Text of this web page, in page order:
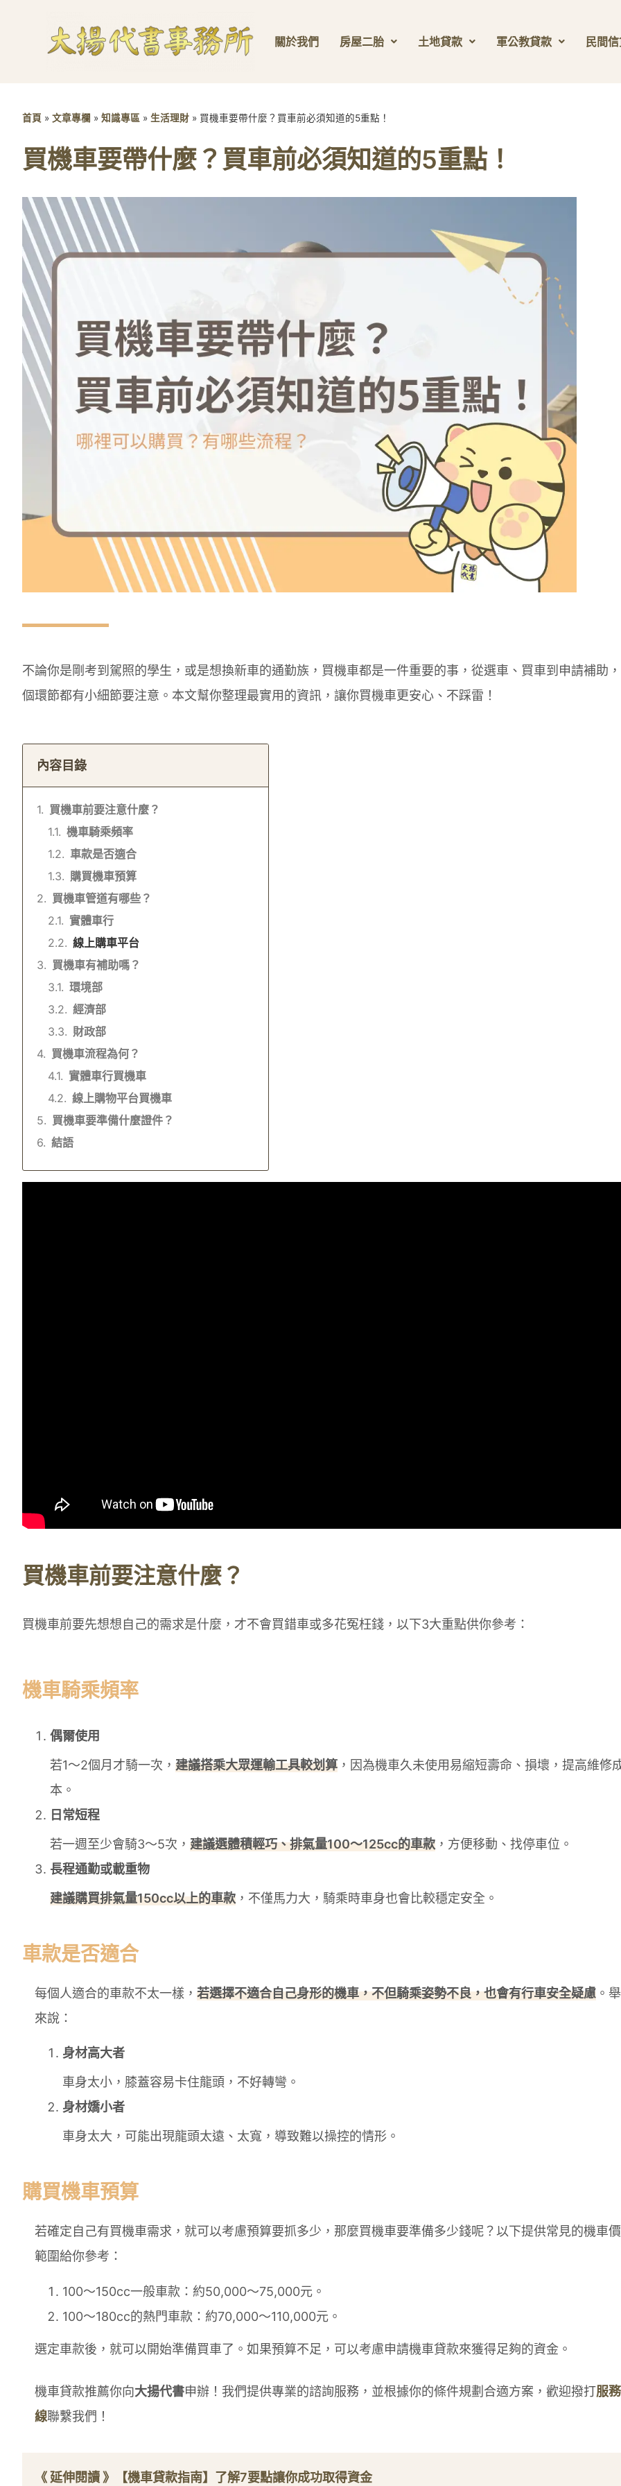
關於我們 房屋二胎 土地貸款 軍公教貸款 民間
首頁 » 文章專欄 » 知識專區 » 生活理財 » 買機車要帶什麼？買車前必須知道的5重點！
買機車要帶什麼？買車前必須知道的5重點！
不論你是剛考到駕照的學生，或是想換新車的通勤族，買機車都是一件重要的事，從選車、買車到申請補助
個環節都有小細節要注意。本文幫你整理最實用的資訊，讓你買機車更安心、不踩雷！
內容目錄
買機車前要注意什麼？
機車騎乘頻率
車款是否適合
購買機車預算
買機車管道有哪些？
實體車行
線上購車平台
買機車有補助嗎？
環境部
經濟部
財政部
買機車流程為何？
實體車行買機車
線上購物平台買機車
買機車要準備什麼證件？
結語
買機車前要注意什麼？
買機車前要先想想自己的需求是什麼，才不會買錯車或多花冤枉錢，以下3大重點供你參考：
機車騎乘頻率
偶爾使用
若1～2個月才騎一次， 建議搭乘大眾運輸工具較划算 ，因為機車久未使用易縮短壽命、損壞，提高維修
本。
日常短程
若一週至少會騎3～5次， 建議選體積輕巧、排氣量100～125cc的車款 ，方便移動、找停車位。
長程通勤或載重物
建議購買排氣量150cc以上的車款 ，不僅馬力大，騎乘時車身也會比較穩定安全。
車款是否適合
每個人適合的車款不太一樣， 若選擇不適合自己身形的機車，不但騎乘姿勢不良，也會有行車安全疑慮 。
來說：
身材高大者
車身太小，膝蓋容易卡住龍頭，不好轉彎。
身材嬌小者
車身太大，可能出現龍頭太遠、太寬，導致難以操控的情形。
購買機車預算
若確定自己有買機車需求，就可以考慮預算要抓多少，那麼買機車要準備多少錢呢？以下提供常見的機車
範圍給你參考：
100～150cc一般車款：約50,000～75,000元。
100～180cc的熱門車款：約70,000～110,000元。
選定車款後，就可以開始準備買車了。如果預算不足，可以考慮申請機車貸款來獲得足夠的資金。
機車貸款推薦你向大揚代書申辦！我們提供專業的諮詢服務，並根據你的條件規劃合適方案，歡迎撥打服
線聯繫我們！
《 延伸閱讀 》 【機車貸款指南】了解7要點讓你成功取得資金